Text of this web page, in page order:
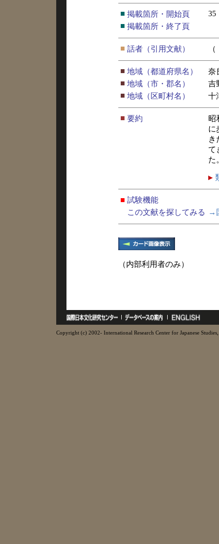
■ 掲載箇所・開始頁
35
■ 掲載箇所・終了頁
■ 話者（引用文献）
■ 地域（都道府県名）
奈
■ 地域（市・郡名）
吉
■ 地域（区町村名） 十
■ 要約
昭
に
き
て
た
■ 試験機能
この文献を探してみる
→
（内部利用者のみ）
Copyright (c) 2002- International Research Center for Japanese